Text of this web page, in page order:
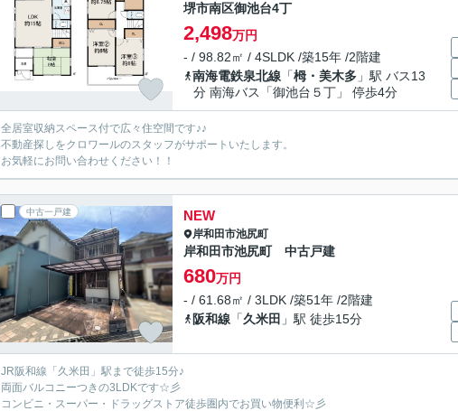
堺市南区御池台4丁
2,498万円
- / 98.82㎡ / 4SLDK /築15年 /2階建
南海電鉄泉北線 「栂・美木多 」駅 バス13
分 南海バス「御池台５丁」 停歩4分
全居室収納スペース付で広々住空間です♪♪
不動産探しをクロワールのスタッフがサポートいたします。
お気軽にお問い合わせください！！
中古一戸建 NEW
岸和田市池尻町
岸和田市池尻町 中古戸建
680万円
- / 61.68㎡ / 3LDK /築51年 /2階建
阪和線 「久米田 」駅 徒歩15分
JR阪和線「久米田」駅まで徒歩15分♪
両面バルコニーつきの3LDKです☆彡
コンビニ・スーパー・ドラッグストア徒歩圏内でお買い物便利☆彡